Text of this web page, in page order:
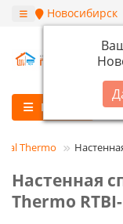
Новосибирск
Каталог
Thermo
Настенная
Thermo